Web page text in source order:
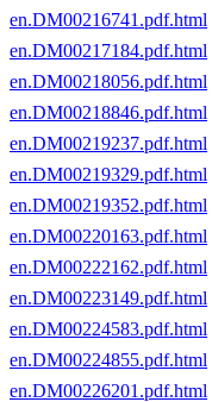
en.DM00216741.pdf.html
en.DM00217184.pdf.html
en.DM00218056.pdf.html
en.DM00218846.pdf.html
en.DM00219237.pdf.html
en.DM00219329.pdf.html
en.DM00219352.pdf.html
en.DM00220163.pdf.html
en.DM00222162.pdf.html
en.DM00223149.pdf.html
en.DM00224583.pdf.html
en.DM00224855.pdf.html
en.DM00226201.pdf.html